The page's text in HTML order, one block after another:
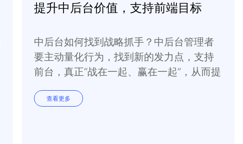
提升中后台价值，支持前端目标
中后台如何找到战略抓手？中后台管理者
要主动量化行为，找到新的发力点，支持
前台，真正“战在一起、赢在一起”，从而提
查看更多